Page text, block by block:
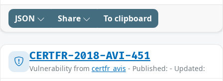
JSON Share To clipboard
CERTFR-2018-AVI-451
Vulnerability from certfr_avis - Published: - Updated: